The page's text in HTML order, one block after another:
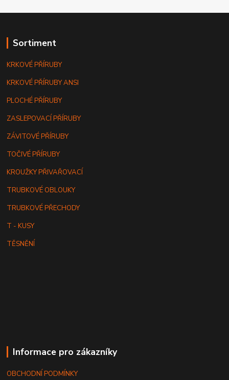
Sortiment
KRKOVÉ PŘÍRUBY
KRKOVÉ PŘÍRUBY ANSI
PLOCHÉ PŘÍRUBY
ZASLEPOVACÍ PŘÍRUBY
ZÁVITOVÉ PŘÍRUBY
TOČIVÉ PŘÍRUBY
KROUŽKY PŘIVAŘOVACÍ
TRUBKOVÉ OBLOUKY
TRUBKOVÉ PŘECHODY
T - KUSY
TĚSNĚNÍ
Informace pro zákazníky
OBCHODNÍ PODMÍNKY